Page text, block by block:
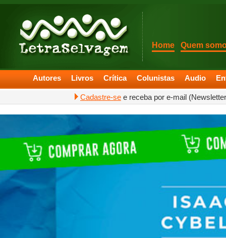
Home Quem
Autores Livros Crítica Colunistas Audio
Cadastre-se e receba por e-mail